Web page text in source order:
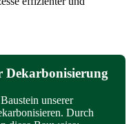
Dekarbonisierung
unserer
Durch